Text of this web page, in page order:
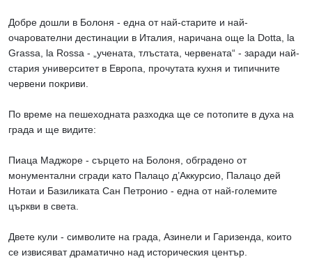
Добре дошли в Болоня - една от най-старите и най-
очарователни дестинации в Италия, наричана още la Dotta, la
Grassa, la Rossa - „учената, тлъстата, червената“ - заради най-
стария университет в Европа, прочутата кухня и типичните
червени покриви.
По време на пешеходната разходка ще се потопите в духа на
града и ще видите:
Пиаца Маджоре - сърцето на Болоня, обградено от
монументални сгради като Палацо д’Аккурсио, Палацо дей
Нотаи и Базиликата Сан Петронио - една от най-големите
църкви в света.
Двете кули - символите на града, Азинели и Гаризенда, които
се извисяват драматично над историческия център.